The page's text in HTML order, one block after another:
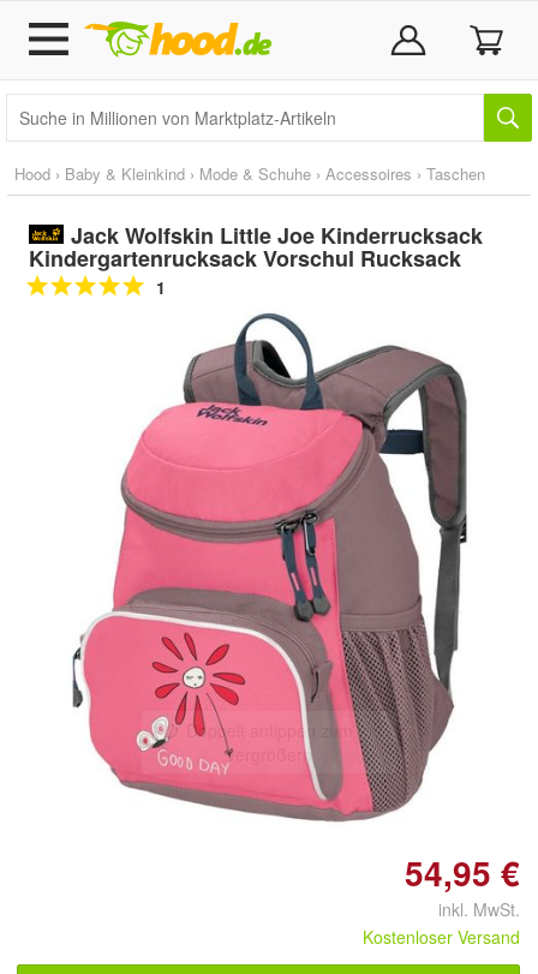
Hood › Baby & Kleinkind › Mode & Schuhe › Accessoires › Taschen
Jack Wolfskin Little Joe Kinderrucksack
Kindergartenrucksack Vorschul Rucksack
1
Doppelt antippen zum
vergrößern
54,95 €
inkl. MwSt.
Kostenloser Versand